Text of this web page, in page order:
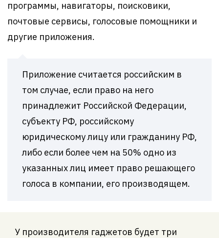
программы, навигаторы, поисковики,
почтовые сервисы, голосовые помощники и
другие приложения.
Приложение считается российским в
том случае, если право на него
принадлежит Российской Федерации,
субъекту РФ, российскому
юридическому лицу или гражданину РФ,
либо если более чем на 50% одно из
указанных лиц имеет право решающего
голоса в компании, его производящем.
У производителя гаджетов будет три